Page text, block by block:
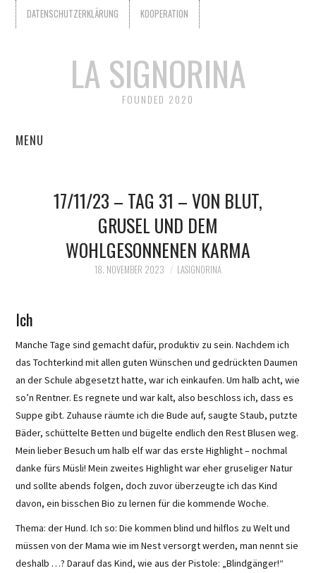
DATENSCHUTZERKLÄRUNG KOOPERATION
LA SIGNORINA
FOUNDED 2020
MENU
KOOPERATION
WER IST LA SIGNORINA?
17/11/23 – TAG 31 – VON BLUT,
GRUSEL UND DEM
WOHLGESONNENEN KARMA
18. NOVEMBER 2023 LASIGNORINA
Ich
Manche Tage sind gemacht dafür, produktiv zu sein. Nachdem ich
das Tochterkind mit allen guten Wünschen und gedrückten Daumen
an der Schule abgesetzt hatte, war ich einkaufen. Um halb acht, wie
so’n Rentner. Es regnete und war kalt, also beschloss ich, dass es
Suppe gibt. Zuhause räumte ich die Bude auf, saugte Staub, putzte
Bäder, schüttelte Betten und bügelte endlich den Rest Blusen weg.
Mein lieber Besuch um halb elf war das erste Highlight – nochmal
danke fürs Müsli! Mein zweites Highlight war eher gruseliger Natur
und sollte abends folgen, doch zuvor überzeugte ich das Kind
davon, ein bisschen Bio zu lernen für die kommende Woche.
Thema: der Hund. Ich so: Die kommen blind und hilflos zu Welt und
müssen von der Mama wie im Nest versorgt werden, man nennt sie
deshalb …? Darauf das Kind, wie aus der Pistole: „Blindgänger!“